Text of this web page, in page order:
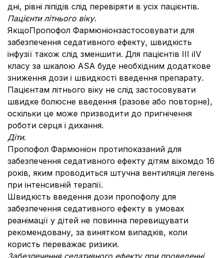
дні, рівні ліпідів слід перевіряти в усіх пацієнтів.
Пацієнти літнього віку.
ЯкщоПропофол Фармюніонзастосовувати для
забезпечення седативного ефекту, швидкість
інфузії також слід зменшити. Для пацієнтів ІІІ іIV
класу за шкалою ASA буде необхідним додаткове
зниження дози і швидкості введення препарату.
Пацієнтам літнього віку не слід застосовувати
швидке болюсне введення (разове або повторне),
оскільки це може призводити до пригнічення
роботи серця і дихання.
Діти.
Пропофол Фармюніон протипоказаний для
забезпечення седативного ефекту дітям вікомдо 16
років, яким проводиться штучна вентиляція легень
при інтенсивній терапії.
Швидкість введення дози пропофолу для
забезпечення седативного ефекту в умовах
реанімації у дітей не повинна перевищувати
рекомендовану, за винятком випадків, коли
користь переважає ризики.
Забезпечення седативного ефекту при проведенні